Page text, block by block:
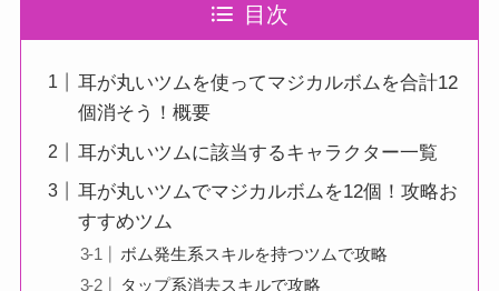
目次
耳が丸いツムを使ってマジカルボムを合計12
個消そう！概要
耳が丸いツムに該当するキャラクター一覧
耳が丸いツムでマジカルボムを12個！攻略お
すすめツム
ボム発生系スキルを持つツムで攻略
タップ系消去スキルで攻略